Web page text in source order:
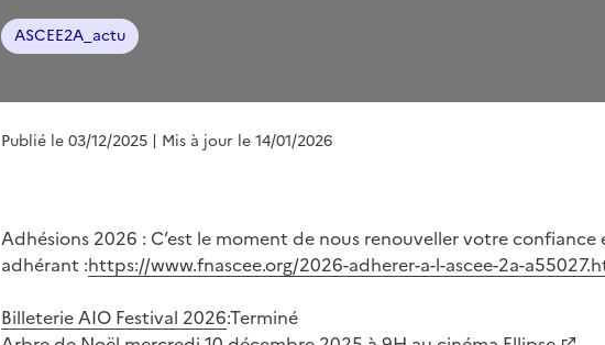
ASCEE2A_actu
Publié le 03/12/2025 | Mis à jour le 14/01/2026
Adhésions 2026 : C’est le moment de nous renouveller votre confiance
adhérant :https://www.fnascee.org/2026-adherer-a-l-ascee-2a-
Billeterie AIO Festival 2026:Terminé